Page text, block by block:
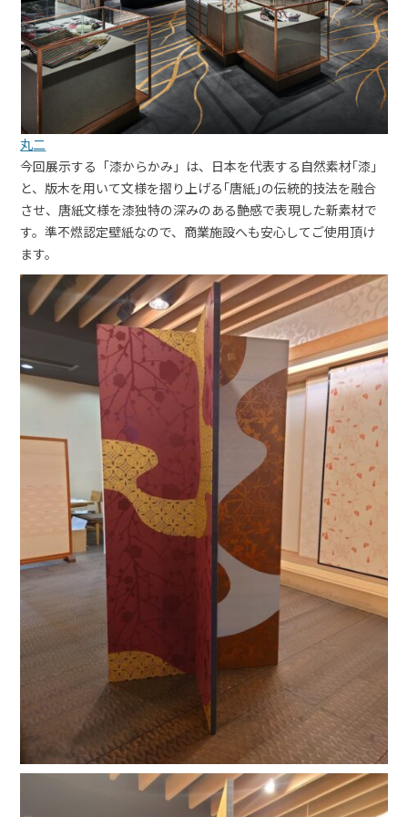
丸二
今回展示する「漆からかみ」は、日本を代表する自然素材｢漆｣
と、版木を用いて文様を摺り上げる｢唐紙｣の伝統的技法を融合
させ、唐紙文様を漆独特の深みのある艶感で表現した新素材で
す。準不燃認定壁紙なので、商業施設へも安心してご使用頂け
ます。